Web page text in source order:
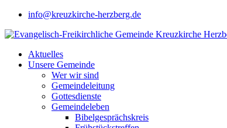
info@kreuzkirche-herzberg.de
Aktuelles
Unsere Gemeinde
Wer wir sind
Gemeindeleitung
Gottesdienste
Gemeindeleben
Bibelgesprächskreis